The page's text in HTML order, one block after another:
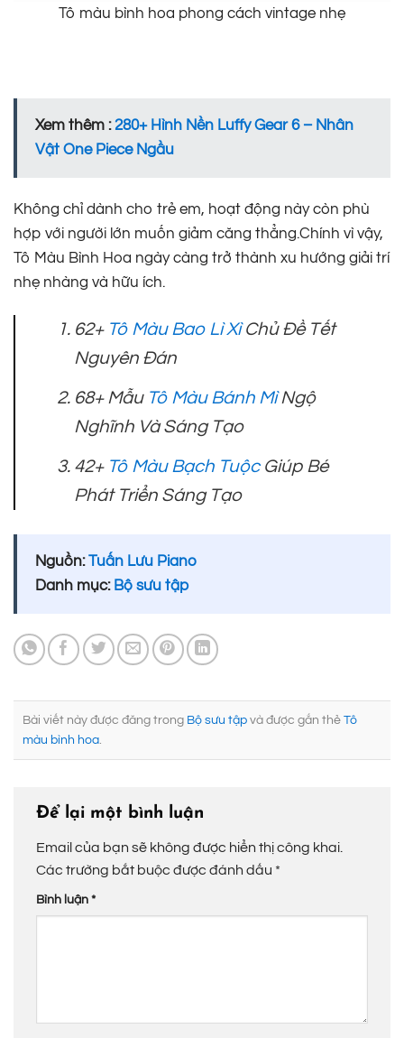
Tô màu bình hoa phong cách vintage nhẹ
Xem thêm :280+ Hình Nền Luffy Gear 6 – Nhân
Vật One Piece Ngầu
Không chỉ dành cho trẻ em, hoạt động này còn phù
hợp với người lớn muốn giảm căng thẳng.Chính vì vậy,
Tô Màu Bình Hoa ngày càng trở thành xu hướng giải trí
nhẹ nhàng và hữu ích.
62+ Tô Màu Bao Lì XìChủ Đề Tết
Nguyên Đán
68+ Mẫu Tô Màu Bánh MìNgộ
Nghĩnh Và Sáng Tạo
42+ Tô Màu Bạch TuộcGiúp Bé
Phát Triển Sáng Tạo
Nguồn:Tuấn Lưu Piano
Danh mục: Bộ sưu tập
Bài viết này được đăng trong Bộ sưu tập và được gắn thẻ Tô
màu bình hoa.
Để lại một bình luận
Email của bạn sẽ không được hiển thị công khai.
Các trường bắt buộc được đánh dấu *
Bình luận *